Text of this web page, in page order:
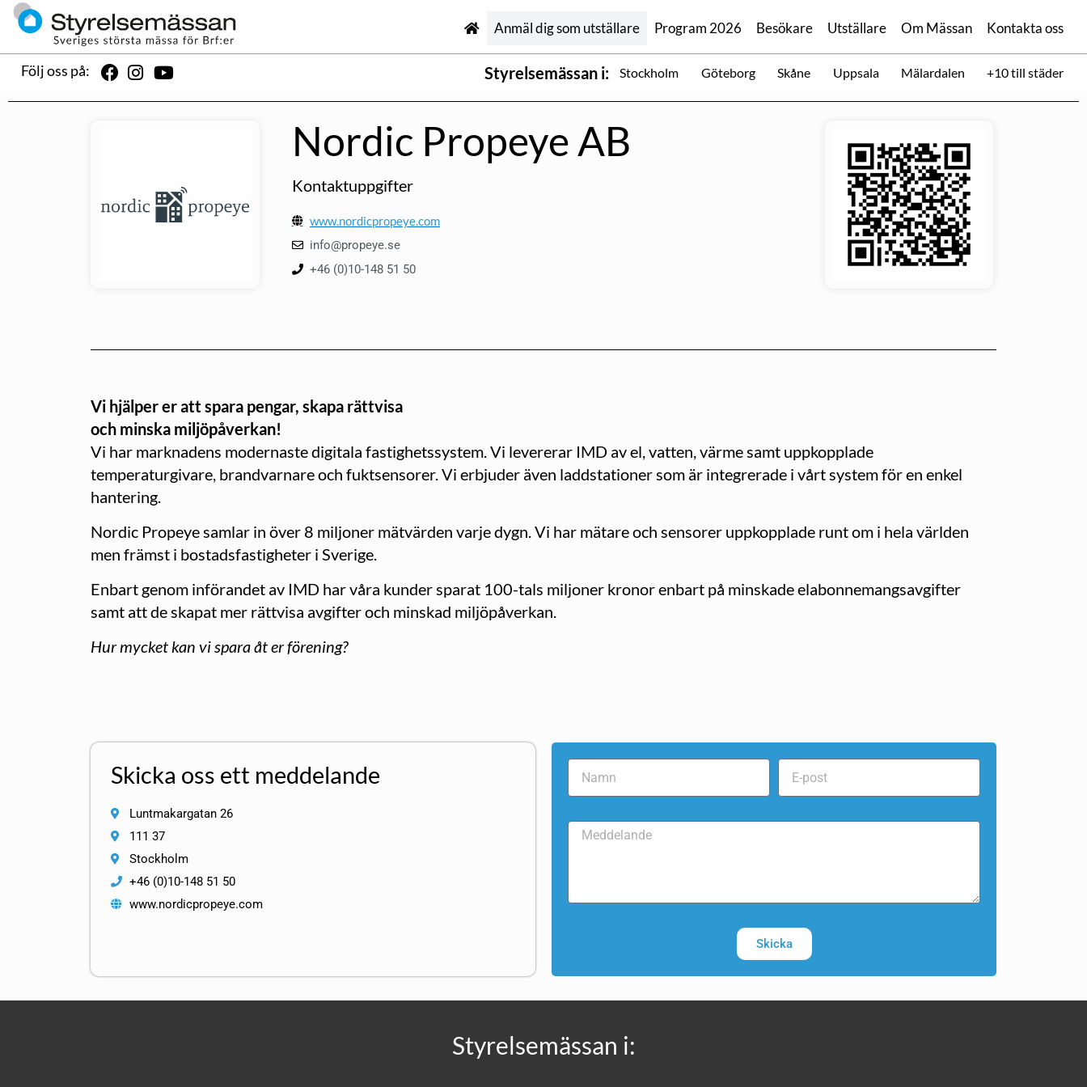
Anmäl dig som utställare Program 2026 Besökare Utställare Om Mässan Kontakta oss
Följ oss på: Styrelsemässan i: Stockholm Göteborg Skåne Uppsala Mälardalen +10 till städer
Nordic Propeye AB
Kontaktuppgifter
www.nordicpropeye.com
info@propeye.se
+46 (0)10-148 51 50
Vi hjälper er att spara pengar, skapa rättvisa
och minska miljöpåverkan!
Vi har marknadens modernaste digitala fastighetssystem. Vi levererar IMD av el, vatten, värme samt uppkopplade
temperaturgivare, brandvarnare och fuktsensorer. Vi erbjuder även laddstationer som är integrerade i vårt system för en enkel
hantering.
Nordic Propeye samlar in över 8 miljoner mätvärden varje dygn. Vi har mätare och sensorer uppkopplade runt om i hela världen
men främst i bostadsfastigheter i Sverige.
Enbart genom införandet av IMD har våra kunder sparat 100-tals miljoner kronor enbart på minskade elabonnemangsavgifter
samt att de skapat mer rättvisa avgifter och minskad miljö­påverkan.
Hur mycket kan vi spara åt er förening?
Skicka oss ett meddelande
Luntmakargatan 26
111 37
Stockholm
+46 (0)10-148 51 50
www.nordicpropeye.com
Skicka
Styrelsemässan i: